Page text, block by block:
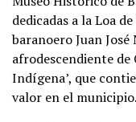
dedicadas a la Loa
baranoero Juan
afrodescendiente de
Indígena’, que
valor en el municipio.